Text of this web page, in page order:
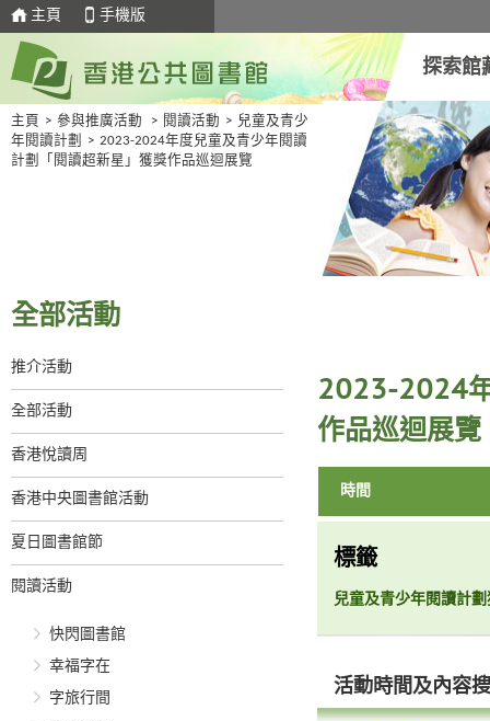
主頁 手機版
探索館
主頁 > 參與推廣活動 > 閱讀活動 > 兒童及青少
年閱讀計劃
> 2023-2024年度兒童及青少年閱讀
計劃「閱讀超新星」獲獎作品巡迴展覽
全部活動
推介活動
全部活動
香港悅讀周
香港中央圖書館活動
夏日圖書館節
閱讀活動
快閃圖書館
幸福字在
字旅行間
2023-2024年
作品巡迴展覽
時間
標籤
兒童及青少年閱讀計
活動時間及內容